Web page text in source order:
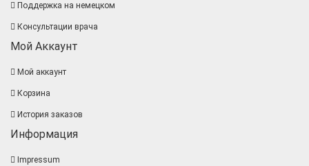
Поддержка на немецком
Консультации врача
Мой Аккаунт
Мой аккаунт
Корзина
История заказов
Информация
Impressum